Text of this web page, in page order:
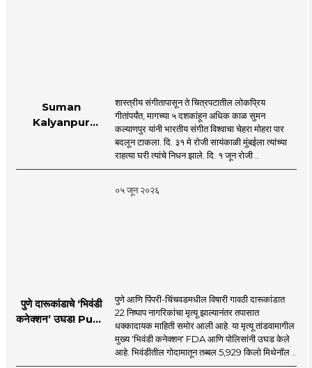
Suman
Kalyanpur
mumbai |
शास्त्रीय संगीतापासून ते चित्रपटातील लोकप्रिय
गीतांपर्यंत, मागच्या ५ दशकांहून अधिक काळ सुमन
कल्याणपुर यांनी भारतीय संगीत विश्वाचा चेहरा मोहरा पार
बदलून टाकला. दि. ३१ मे रोजी सायंकाळी मुंबईला त्यांच्या
राहत्या घरी त्यांचे निधन झाले. दि. १ जून रोजी ..
०५ जून २०२६
पुणे दारूकांडाचे ‘भिवंडी
कनेक्शन’ उघड! Pune
पुणे आणि पिंपरी-चिंचवडमधील विषारी गावठी दारूकांडात
22 निष्पाप नागरिकांचा मृत्यू झाल्यानंतर तपासात
धक्कादायक माहिती समोर आली आहे. या मृत्यू तांडवामागील
मुख्य 'भिवंडी कनेक्शन' FDA आणि पोलिसांनी उघड केले
आहे. भिवंडीतील गोदामातून तब्बल 5,929 किलो मिथेनॉल ..